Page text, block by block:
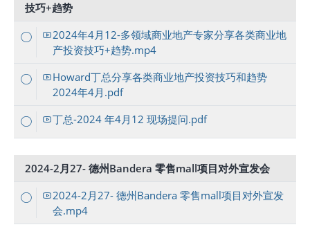
技巧+趋势
2024年4月12-多领域商业地产专家分享各类商业地
产投资技巧+趋势.mp4
Howard丁总分享各类商业地产投资技巧和趋势
2024年4月.pdf
丁总-2024 年4月12 现场提问.pdf
2024-2月27- 德州Bandera 零售mall项目对外宣发会
2024-2月27- 德州Bandera 零售mall项目对外宣发
会.mp4